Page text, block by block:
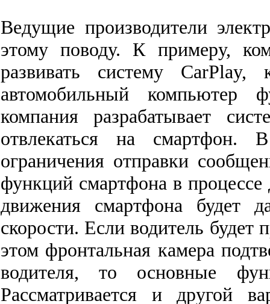
Ведущие производители
этому поводу. К примеру,
развивать
систему CarPlay,
автомобильный
компьютер
компания
разрабатывает
отвлекаться
на смартфон. В
ограничения отправки
функций смартфона в процессе
движения
смартфона будет
скорости. Если водитель будет
этом фронтальная камера
водителя,то основные
Рассматривается
и другой